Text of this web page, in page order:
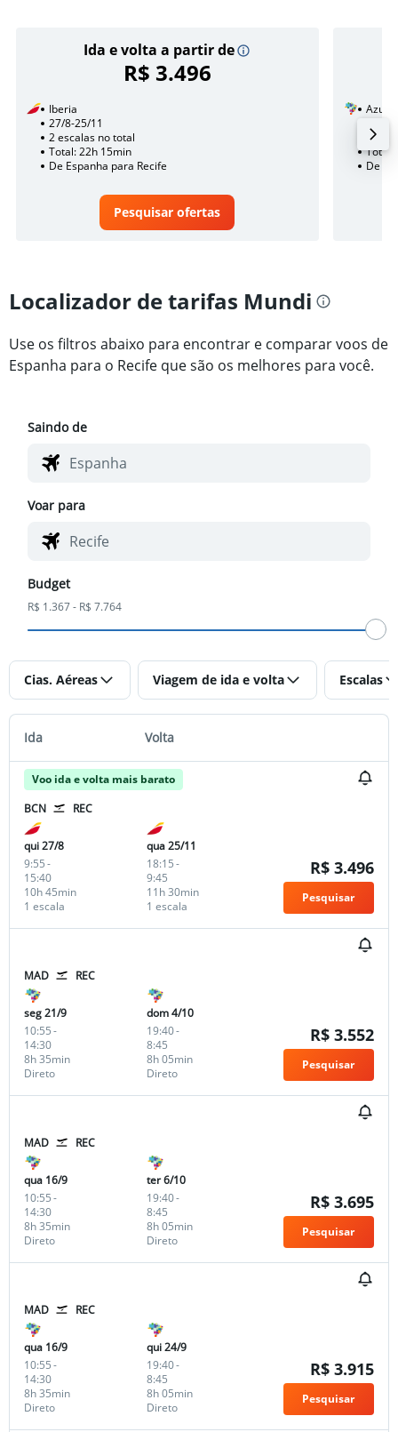
Ida e volta a partir de
R$ 3.496
Iberia
27/8-25/11
2 escalas no total
Total: 22h 15min
De Espanha para Recife
Pesquisar ofertas
Azul
Sem
Total:
De
Localizador de tarifas Mundi
Use os filtros abaixo para encontrar e comparar voos de
Espanha para o Recife que são os melhores para você.
Saindo de
Voar para
Budget
R$ 1.367 - R$ 7.764
Cias. Aéreas Viagem de ida e volta Escalas
Ida Volta
Voo ida e volta mais barato
BCN
REC
qui 27/8
9:55-
15:40
1 escala
10h 45min
qua 25/11
18:15-
9:45
1 escala
11h 30min
R$ 3.496
Pesquisar
MAD REC
seg 21/9
10:55-
14:30
Direto
8h 35min
dom 4/10
19:40-
8:45
Direto
8h 05min
R$ 3.552
Pesquisar
MAD REC
qua 16/9
10:55-
14:30
Direto
8h 35min
ter 6/10
19:40-
8:45
Direto
8h 05min
R$ 3.695
Pesquisar
MAD REC
qua 16/9
10:55-
14:30
Direto
8h 35min
qui 24/9
19:40-
8:45
Direto
8h 05min
R$ 3.915
Pesquisar